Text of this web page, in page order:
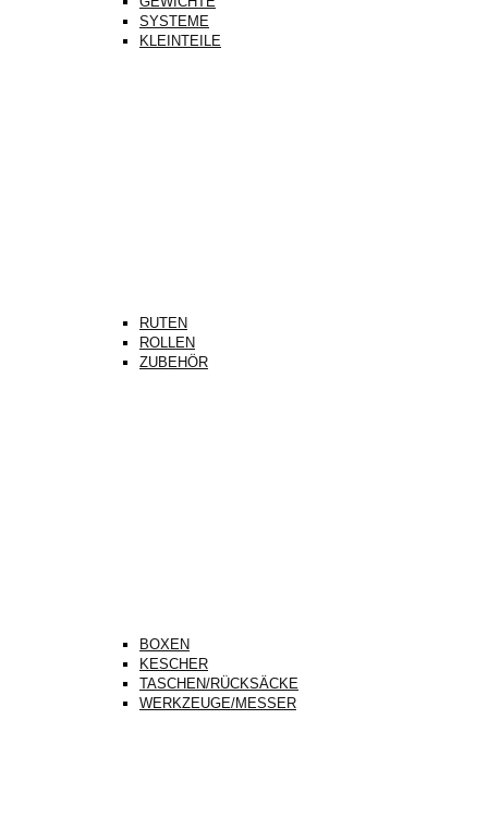
SYSTEME
KLEINTEILE
RUTEN
ROLLEN
ZUBEHÖR
BOXEN
KESCHER
TASCHEN/RÜCKSÄCKE
WERKZEUGE/MESSER